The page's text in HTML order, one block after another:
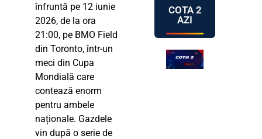
înfruntă pe 12 iunie
2026, de la ora
21:00, pe BMO Field
din Toronto, într-un
meci din Cupa
Mondială care
contează enorm
pentru ambele
naționale. Gazdele
vin după o serie de
COTA 2
AZI